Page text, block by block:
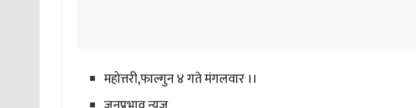
महोत्तरी,फाल्गुन ४ गते मंगलवार ।।